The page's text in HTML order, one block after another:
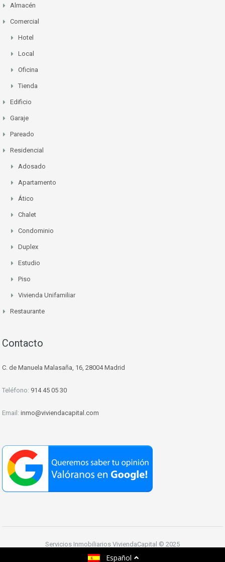
Almacén
Comercial
Hotel
Local
Oficina
Tienda
Edificio
Garaje
Pareado
Residencial
Adosado
Apartamento
Ático
Chalet
Condominio
Duplex
Estudio
Piso
Vivienda Unifamiliar
Restaurante
Contacto
C. de Manuela Malasaña, 16, 28004 Madrid
Teléfono: 914 45 05 30
Email: inmo@viviendacapital.com
Servicios Inmobiliarios ViviendaCapital © 2025
Venta y Alquiler de Inmuebles en Madrid
Español